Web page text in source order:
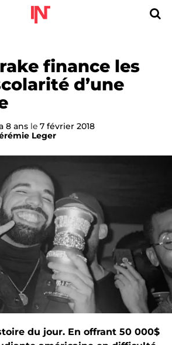
finance les
d’une
8 ans le 7 février 2018
Leger
du jour. En offrant 50 000$